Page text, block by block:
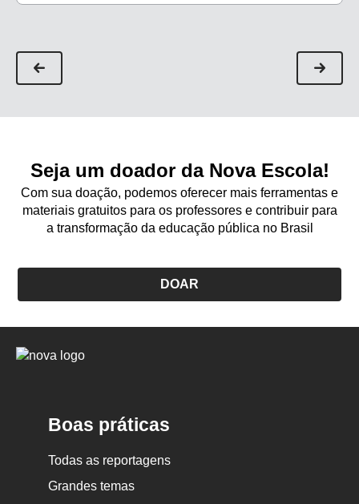
Seja um doador da Nova Escola!
Com sua doação, podemos oferecer mais ferramentas e
materiais gratuitos para os professores e contribuir para
a transformação da educação pública no Brasil
DOAR
Logo
Boas práticas
Todas as reportagens
Grandes temas